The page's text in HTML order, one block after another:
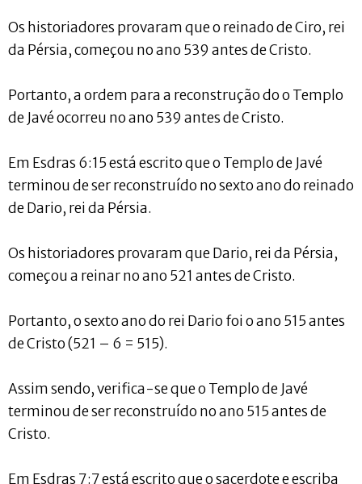
Os historiadores provaram que o reinado de Ciro, rei
da Pérsia, começou no ano 539 antes de Cristo.
Portanto, a ordem para a reconstrução do o Templo
de Javé ocorreu no ano 539 antes de Cristo.
Em Esdras 6:15 está escrito que o Templo de Javé
terminou de ser reconstruído no sexto ano do reinado
de Dario, rei da Pérsia.
Os historiadores provaram que Dario, rei da Pérsia,
começou a reinar no ano 521 antes de Cristo.
Portanto, o sexto ano do rei Dario foi o ano 515 antes
de Cristo (521 – 6 = 515).
Assim sendo, verifica-se que o Templo de Javé
terminou de ser reconstruído no ano 515 antes de
Cristo.
Em Esdras 7:7 está escrito que o sacerdote e escriba